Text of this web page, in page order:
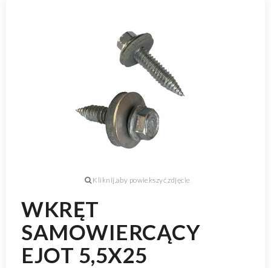
WKRĘT
SAMOWIERCĄCY
EJOT 5,5X25